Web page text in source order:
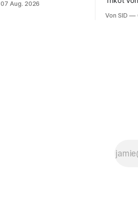
07 Aug. 2026
Von SID